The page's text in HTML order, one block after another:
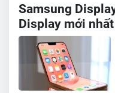
Samsung
Display mới